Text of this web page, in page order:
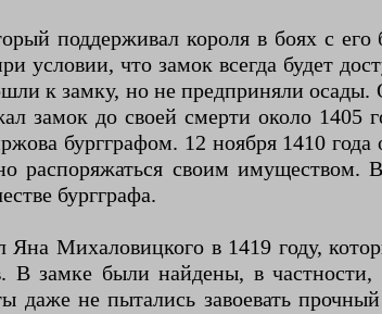
поддерживал короля в боях с
условии, что замок всегда будет
к замку, но не предприняли осады.
замок до своей смерти около 1405
бургграфом. 12 ноября 1410 года
распоряжаться своим
бургграфа.
Михаловицкого в 1419 году,
В замке были найдены, в
не пытались завоевать